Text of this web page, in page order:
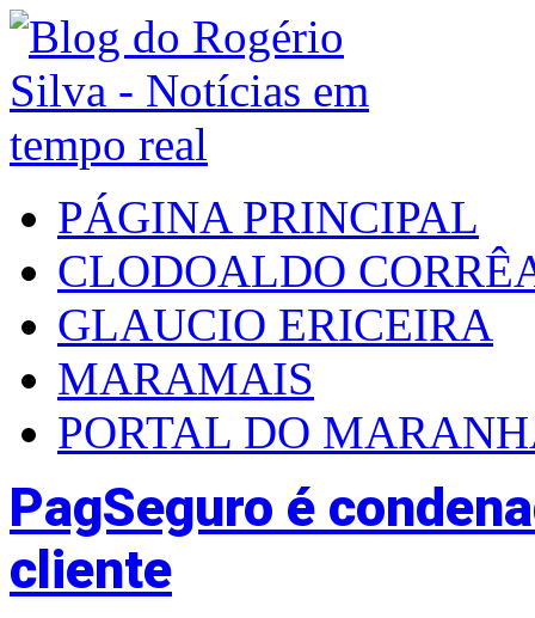
PÁGINA PRINCIPAL
CLODOALDO
GLAUCIO ERICEIRA
MARAMAIS
PORTAL DO
PagSeguro é
cliente